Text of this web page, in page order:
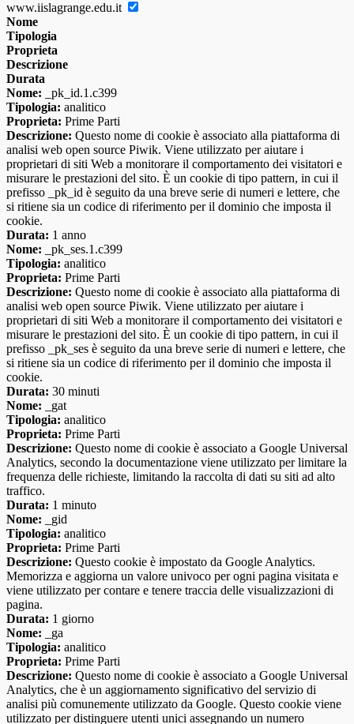
www.iislagrange.edu.it
Nome
Tipologia
Proprieta
Descrizione
Durata
Nome: _pk_id.1.c399
Tipologia: analitico
Proprieta: Prime Parti
Descrizione: Questo nome di cookie è associato alla piattaforma di
analisi web open source Piwik. Viene utilizzato per aiutare i
proprietari di siti Web a monitorare il comportamento dei visitatori e
misurare le prestazioni del sito. È un cookie di tipo pattern, in cui il
prefisso _pk_id è seguito da una breve serie di numeri e lettere, che
si ritiene sia un codice di riferimento per il dominio che imposta il
cookie.
Durata: 1 anno
Nome: _pk_ses.1.c399
Tipologia: analitico
Proprieta: Prime Parti
Descrizione: Questo nome di cookie è associato alla piattaforma di
analisi web open source Piwik. Viene utilizzato per aiutare i
proprietari di siti Web a monitorare il comportamento dei visitatori e
misurare le prestazioni del sito. È un cookie di tipo pattern, in cui il
prefisso _pk_ses è seguito da una breve serie di numeri e lettere, che
si ritiene sia un codice di riferimento per il dominio che imposta il
cookie.
Durata: 30 minuti
Nome: _gat
Tipologia: analitico
Proprieta: Prime Parti
Descrizione: Questo nome di cookie è associato a Google Universal
Analytics, secondo la documentazione viene utilizzato per limitare la
frequenza delle richieste, limitando la raccolta di dati su siti ad alto
traffico.
Durata: 1 minuto
Nome: _gid
Tipologia: analitico
Proprieta: Prime Parti
Descrizione: Questo cookie è impostato da Google Analytics.
Memorizza e aggiorna un valore univoco per ogni pagina visitata e
viene utilizzato per contare e tenere traccia delle visualizzazioni di
pagina.
Durata: 1 giorno
Nome: _ga
Tipologia: analitico
Proprieta: Prime Parti
Descrizione: Questo nome di cookie è associato a Google Universal
Analytics, che è un aggiornamento significativo del servizio di
analisi più comunemente utilizzato da Google. Questo cookie viene
utilizzato per distinguere utenti unici assegnando un numero